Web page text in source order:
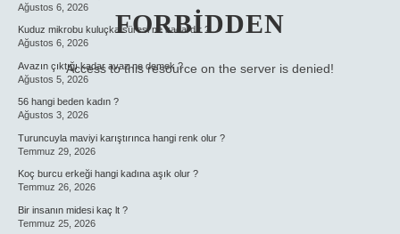
Ağustos 6, 2026
Kuduz mikrobu kuluçka süresi ne kadardır ?
Ağustos 6, 2026
Avazın çıktığı kadar avaz ne demek ?
Ağustos 5, 2026
56 hangi beden kadın ?
Ağustos 3, 2026
Turuncuyla maviyi karıştırınca hangi renk olur ?
Temmuz 29, 2026
Koç burcu erkeği hangi kadına aşık olur ?
Temmuz 26, 2026
Bir insanın midesi kaç lt ?
Temmuz 25, 2026
FORBIDDEN
Access to this resource on the server is denied!